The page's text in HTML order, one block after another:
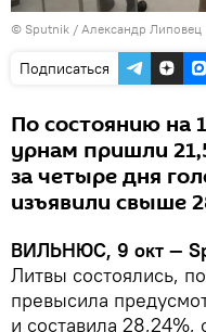
© Sputnik / Александр Липовец
Подписаться
По состоянию на
урнам пришли
за четыре дня
изъявили свыше
ВИЛЬНЮС, 9 окт —
Литвы состоялись,
превысила
и составила